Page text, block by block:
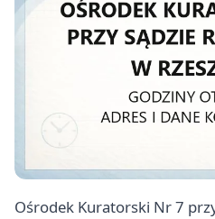
Ośrodek Kuratorski Nr 7